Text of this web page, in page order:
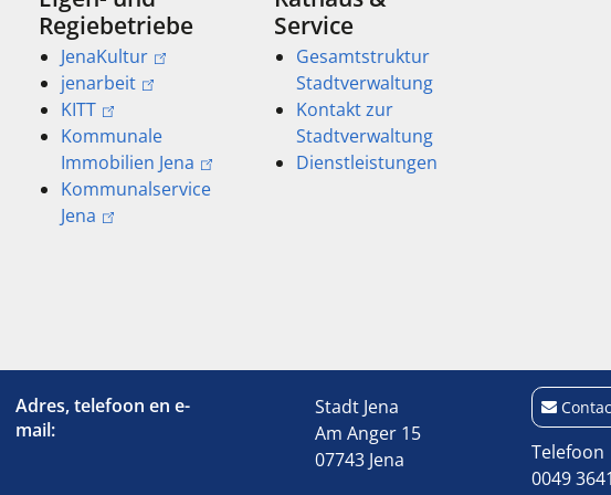
Regiebetriebe
JenaKultur
jenarbeit
KITT
Kommunale
Immobilien Jena
Kommunalservice
Jena
Service
Gesamtstruktur
Stadtverwaltung
Kontakt zur
Stadtverwaltung
Dienstleistungen
Adres, telefoon en e-
mail:
Stadt Jena
Am Anger 15
07743 Jena
Telefoon
0049